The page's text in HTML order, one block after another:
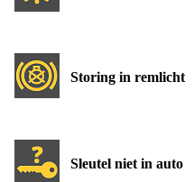
Storing in remlicht
Sleutel niet in auto